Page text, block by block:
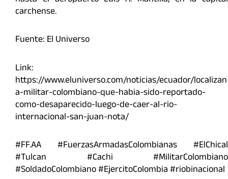
carchense.
Fuente: El Universo
Link:
https://www.eluniverso.com/noticias/ecuador/
a-militar-colombiano-que-habia-sido-reportado-
como-desaparecido-luego-de-caer-al-rio-
internacional-san-juan-nota/
#FF.AA #FuerzasArmadasColombianas #ElChical
#Tulcan #Cachi #MilitarColombiano
#SoldadoColombiano #EjercitoColombia #riobinacional